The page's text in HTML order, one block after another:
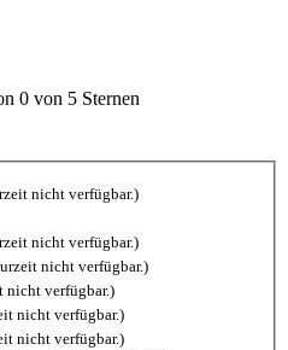
0 von 5 Sternen
nicht verfügbar.)
nicht verfügbar.)
nicht verfügbar.)
nicht verfügbar.)
nicht verfügbar.)
nicht verfügbar.)